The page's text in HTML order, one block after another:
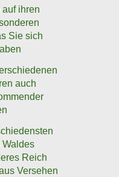
auf ihren
Sie sich
auch
Reich
Versehen